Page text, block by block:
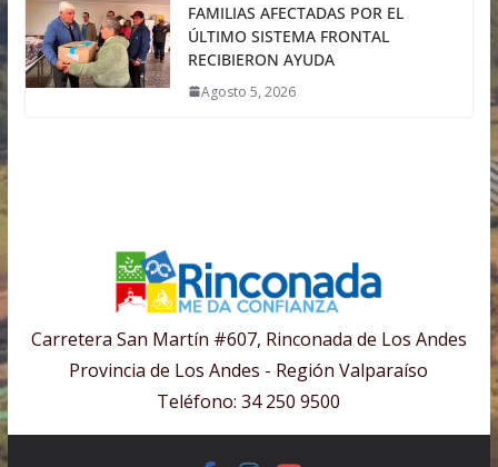
FAMILIAS AFECTADAS POR EL
ÚLTIMO SISTEMA FRONTAL
RECIBIERON AYUDA
Agosto 5, 2026
Carretera San Martín #607, Rinconada de Los Andes
Provincia de Los Andes - Región Valparaíso
Teléfono: 34 250 9500